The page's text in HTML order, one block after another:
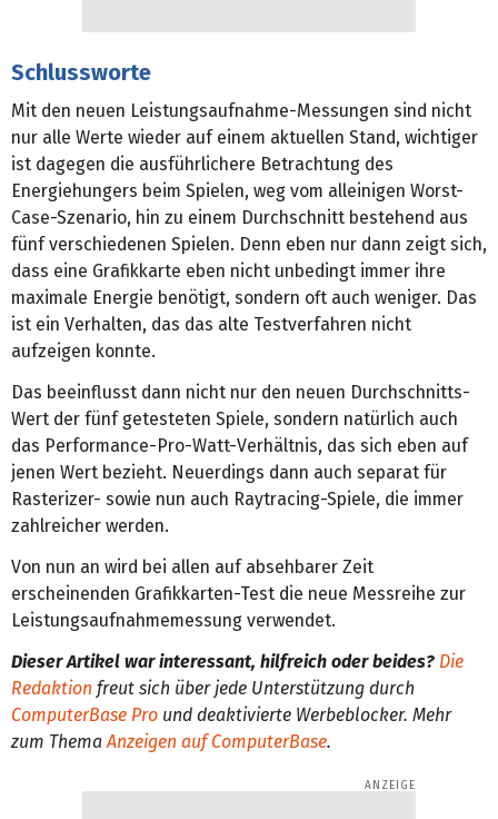
Schlussworte
Mit den neuen Leistungsaufnahme-Messungen sind nicht
nur alle Werte wieder auf einem aktuellen Stand, wichtiger
ist dagegen die ausführlichere Betrachtung des
Energiehungers beim Spielen, weg vom alleinigen Worst-
Case-Szenario, hin zu einem Durchschnitt bestehend aus
fünf verschiedenen Spielen. Denn eben nur dann zeigt sich,
dass eine Grafikkarte eben nicht unbedingt immer ihre
maximale Energie benötigt, sondern oft auch weniger. Das
ist ein Verhalten, das das alte Testverfahren nicht
aufzeigen konnte.
Das beeinflusst dann nicht nur den neuen Durchschnitts-
Wert der fünf getesteten Spiele, sondern natürlich auch
das Performance-Pro-Watt-Verhältnis, das sich eben auf
jenen Wert bezieht. Neuerdings dann auch separat für
Rasterizer- sowie nun auch Raytracing-Spiele, die immer
zahlreicher werden.
Von nun an wird bei allen auf absehbarer Zeit
erscheinenden Grafikkarten-Test die neue Messreihe zur
Leistungsaufnahmemessung verwendet.
Dieser Artikel war interessant, hilfreich oder beides? Die
Redaktion freut sich über jede Unterstützung durch
ComputerBase Pro und deaktivierte Werbeblocker. Mehr
zum Thema Anzeigen auf ComputerBase.